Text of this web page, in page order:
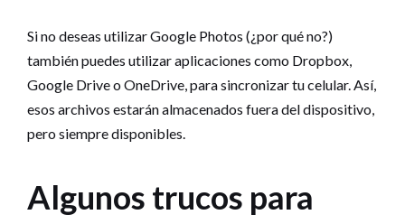
Si no deseas utilizar Google Photos (¿por qué no?)
también puedes utilizar aplicaciones como Dropbox,
Google Drive o OneDrive, para sincronizar tu celular. Así,
esos archivos estarán almacenados fuera del dispositivo,
pero siempre disponibles.
Algunos trucos para